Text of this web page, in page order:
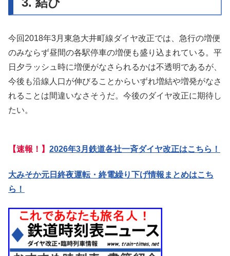
今回2018年3月東急大井町線ダイヤ改正では、急行の増便
のみならず昼間の各駅停車の増便も盛り込まれている。平
日夕ラッシュ時に増便がなさられるかは不透明であるが、
今後も沿線人口が伸びることからいずれ増結や増発がなさ
れることは間違いなさそうだ。今後のダイヤ改正に期待し
たい。
【速報！】 2026年3月鉄道各社一斉ダイヤ改正はこちら！
大みそか元日終夜運転・終電繰り下げ情報まとめはこち
ら！